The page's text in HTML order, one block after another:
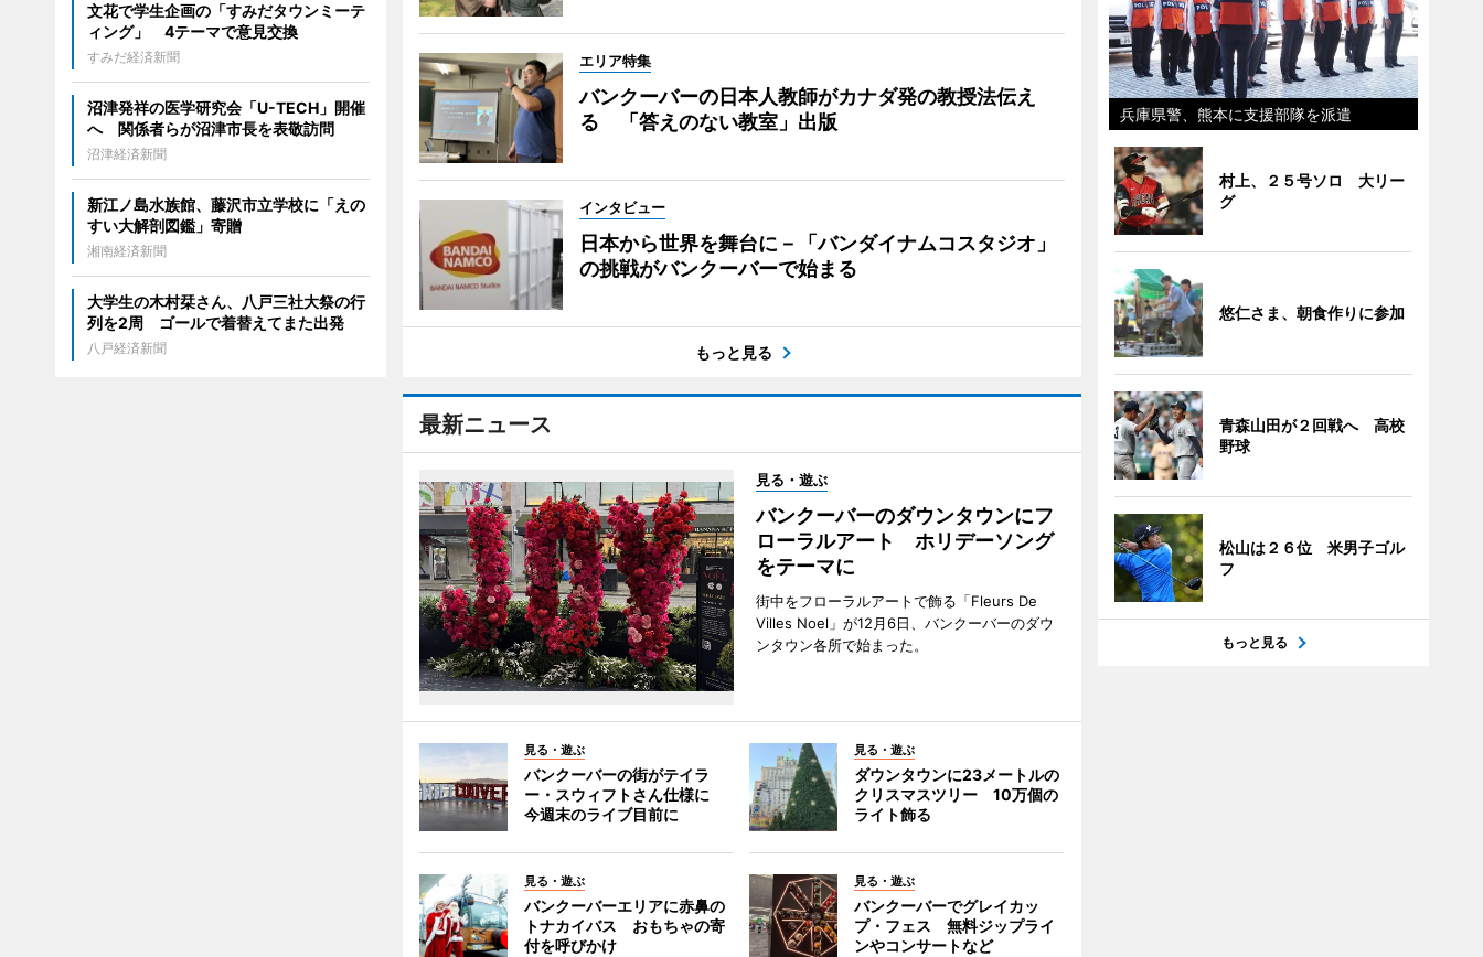
エリア特集
バンクーバーの日本人教師がカナダ発の教授法伝え
る 「答えのない教室」出版
インタビュー
日本から世界を舞台に－「バンダイナムコスタジオ」
の挑戦がバンクーバーで始まる
もっと見る
最新ニュース
見る・遊ぶ
バンクーバーのダウンタウンにフ
ローラルアート ホリデーソング
をテーマに
街中をフローラルアートで飾る「Fleurs De
Villes Noel」が12月6日、バンクーバーのダウ
ンタウン各所で始まった。
見る・遊ぶ
バンクーバーの街がテイラ
ー・スウィフトさん仕様に
今週末のライブ目前に
見る・遊ぶ
ダウンタウンに23メートルの
クリスマスツリー 10万個の
ライト飾る
見る・遊ぶ
バンクーバーエリアに赤鼻の
トナカイバス おもちゃの寄
付を呼びかけ
見る・遊ぶ
バンクーバーでグレイカッ
プ・フェス 無料ジップライ
ンやコンサートなど
文花で学生企画の「すみだタウンミーテ
ィング」 4テーマで意見交換
すみだ経済新聞
沼津発祥の医学研究会「U-TECH」開催
へ 関係者らが沼津市長を表敬訪問
沼津経済新聞
新江ノ島水族館、藤沢市立学校に「えの
すい大解剖図鑑」寄贈
湘南経済新聞
大学生の木村栞さん、八戸三社大祭の行
列を2周 ゴールで着替えてまた出発
八戸経済新聞
兵庫県警、熊本に支援部隊を派遣
村上、２５号ソロ 大リー
グ
悠仁さま、朝食作りに参加
青森山田が２回戦へ 高校
野球
松山は２６位 米男子ゴル
フ
もっと見る